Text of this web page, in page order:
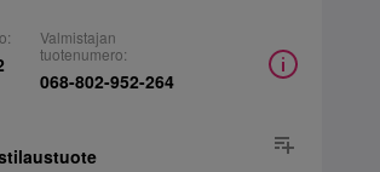
Valmistajan
tuotenumero:
068-802-952-264